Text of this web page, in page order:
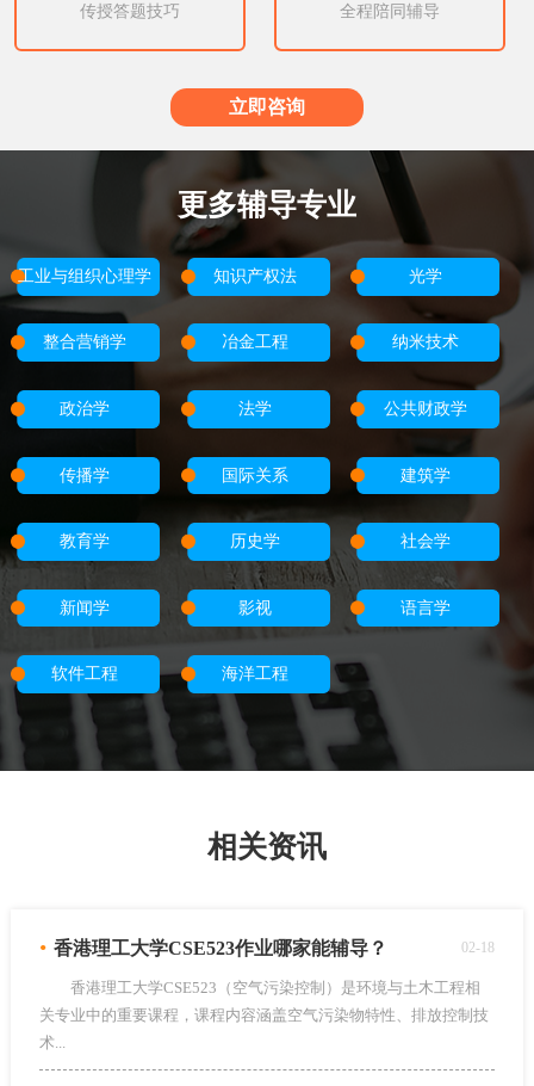
传授答题技巧
全程陪同辅导
立即咨询
更多辅导专业
工业与组织心理学 知识产权法 光学
整合营销学 冶金工程 纳米技术
政治学 法学 公共财政学
传播学 国际关系 建筑学
教育学 历史学 社会学
新闻学 影视 语言学
软件工程 海洋工程
相关资讯
• 香港理工大学CSE523作业哪家能辅导？ 02-18
香港理工大学CSE523（空气污染控制）是环境与土木工程相
关专业中的重要课程，课程内容涵盖空气污染物特性、排放控制技
术...